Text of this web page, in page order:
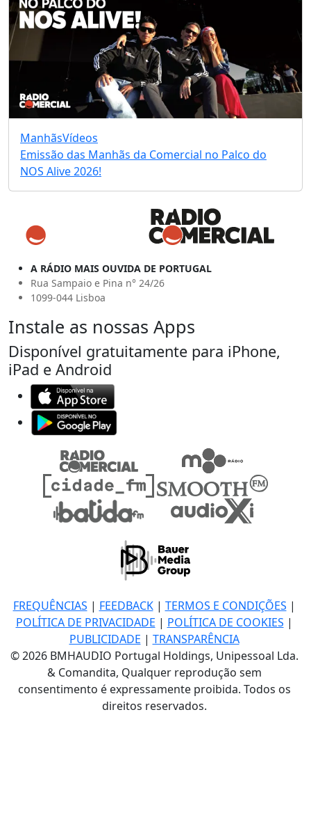
ManhãsVídeos
Emissão das Manhãs da Comercial no Palco do
NOS Alive 2026!
A RÁDIO MAIS OUVIDA DE PORTUGAL
Rua Sampaio e Pina n° 24/26
1099-044 Lisboa
Instale as nossas Apps
Disponível gratuitamente para iPhone,
iPad e Android
FREQUÊNCIAS | FEEDBACK| TERMOS E CONDIÇÕES |
POLÍTICA DE PRIVACIDADE | POLÍTICA DE COOKIES |
PUBLICIDADE | TRANSPARÊNCIA
© 2026 BMHAUDIO Portugal Holdings, Unipessoal Lda.
& Comandita, Qualquer reprodução sem
consentimento é expressamente proibida. Todos os
direitos reservados.